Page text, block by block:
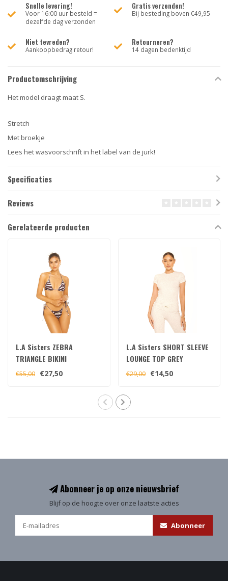
Snelle levering!
Voor 16:00 uur besteld =
dezelfde dag verzonden
Gratis verzenden!
Bij besteding boven €49,95
Niet tevreden?
Aankoopbedrag retour!
Retourneren?
14 dagen bedenktijd
Productomschrijving
Het model draagt maat S.
Stretch
Met broekje
Lees het wasvoorschrift in het label van de jurk!
Specificaties
Reviews
Gerelateerde producten
L.A Sisters ZEBRA
TRIANGLE BIKINI
BLACK/WHITE
€55,00 €27,50
L.A Sisters SHORT SLEEVE
LOUNGE TOP GREY
€29,00 €14,50
Abonneer je op onze nieuwsbrief
Blijf op de hoogte over onze laatste acties
Abonneer